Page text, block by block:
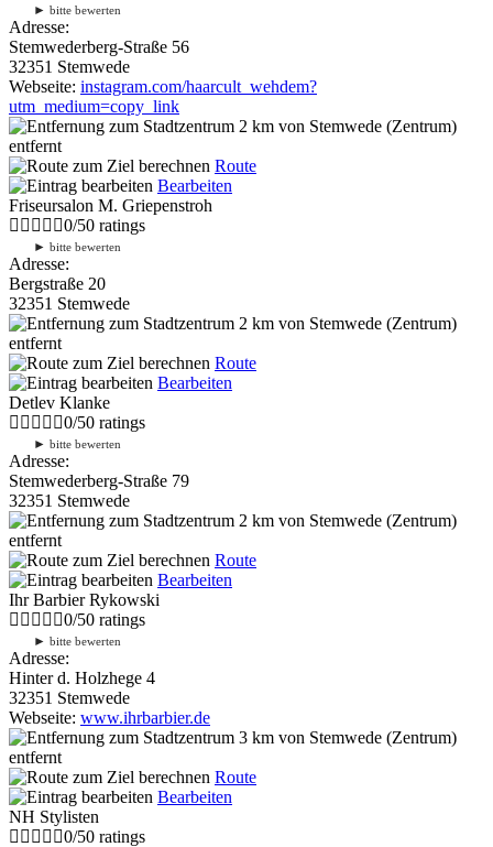
► bitte bewerten
Adresse:
Stemwederberg-Straße 56
32351 Stemwede
Webseite: instagram.com/haarcult_wehdem?
utm_medium=copy_link
2 km von Stemwede (Zentrum)
entfernt
Route
Bearbeiten
Friseursalon M. Griepenstroh
0/50 ratings
► bitte bewerten
Adresse:
Bergstraße 20
32351 Stemwede
2 km von Stemwede (Zentrum)
entfernt
Route
Bearbeiten
Detlev Klanke
0/50 ratings
► bitte bewerten
Adresse:
Stemwederberg-Straße 79
32351 Stemwede
2 km von Stemwede (Zentrum)
entfernt
Route
Bearbeiten
Ihr Barbier Rykowski
0/50 ratings
► bitte bewerten
Adresse:
Hinter d. Holzhege 4
32351 Stemwede
Webseite: www.ihrbarbier.de
3 km von Stemwede (Zentrum)
entfernt
Route
Bearbeiten
NH Stylisten
0/50 ratings